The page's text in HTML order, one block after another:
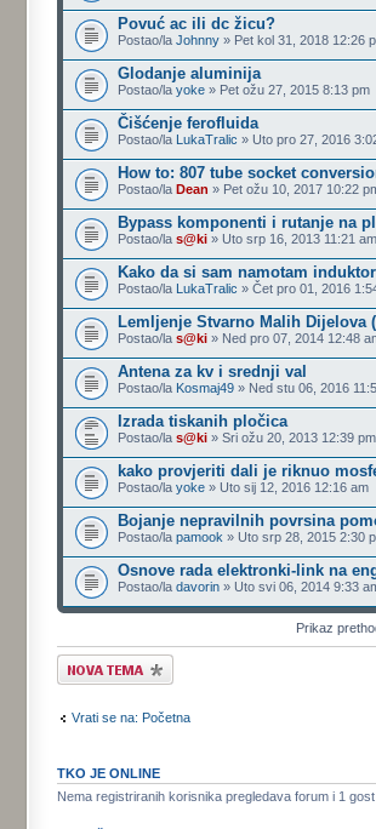
Povuć ac ili dc žicu?
Postao/la Johnny » Pet kol 31, 2018 12:26
Glodanje aluminija
Postao/la yoke » Pet ožu 27, 2015 8:13 pm
Čišćenje ferofluida
Postao/la LukaTralic » Uto pro 27, 2016
How to: 807 tube socket
Postao/la Dean » Pet ožu 10, 2017 10:22
Bypass komponenti i rutanje na
Postao/la s@ki » Uto srp 16, 2013 11:21 am
Kako da si sam namotam
Postao/la LukaTralic » Čet pro 01, 2016
Lemljenje Stvarno Malih Dijelova
Postao/la s@ki » Ned pro 07, 2014 12:48
Antena za kv i srednji val
Postao/la Kosmaj49 » Ned stu 06, 2016
Izrada tiskanih pločica
Postao/la s@ki » Sri ožu 20, 2013 12:39 pm
kako provjeriti dali je riknuo
Postao/la yoke » Uto sij 12, 2016 12:16 am
Bojanje nepravilnih povrsina
Postao/la pamook » Uto srp 28, 2015 2:30
Osnove rada elektronki-link na
Postao/la davorin » Uto svi 06, 2014 9:33
Prikaz
Započni novu temu
Vrati se na: Početna
TKO JE ONLINE
Nema registriranih korisnika pregledava forum i 1 gost